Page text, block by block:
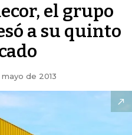
el grupo
a su quinto
de 2013